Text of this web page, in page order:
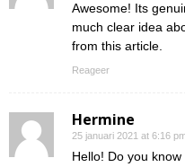
Awesome! Its
much clear idea
from this article.
Reageer
Hermine
25 januari 2021 at 6:16
Hello! Do you